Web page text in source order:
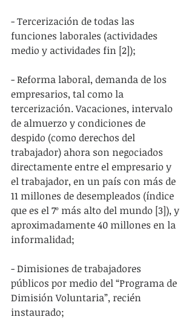
- Tercerización de todas las
funciones laborales (actividades
medio y actividades fin [2]);
- Reforma laboral, demanda de los
empresarios, tal como la
tercerización. Vacaciones, intervalo
de almuerzo y condiciones de
despido (como derechos del
trabajador) ahora son negociados
directamente entre el empresario y
el trabajador, en un país con más de
11 millones de desempleados (índice
que es el 7º más alto del mundo [3]), y
aproximadamente 40 millones en la
informalidad;
- Dimisiones de trabajadores
públicos por medio del “Programa de
Dimisión Voluntaria”, recién
instaurado;